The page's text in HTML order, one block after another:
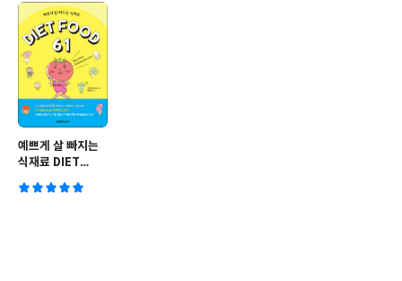
예쁘게 살 빠지는
식재료 DIET